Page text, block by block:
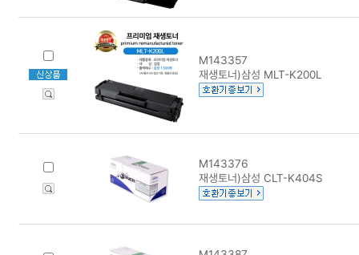
M143357
재생토너)삼성 MLT-K200L
M143376
재생토너)삼성 CLT-K404S